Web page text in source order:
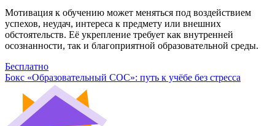
Мотивация к обучению может меняться под воздействием
успехов, неудач, интереса к предмету или внешних
обстоятельств. Её укрепление требует как внутренней
осознанности, так и благоприятной образовательной среды.
Бесплатно
Бокс «Образовательный СОС»: путь к учёбе без стресса